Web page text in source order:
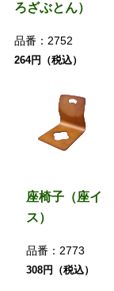
ろざぶとん）
品番： 2752
264円（税込）
座椅子（座イ
ス）
品番： 2773
308円（税込）